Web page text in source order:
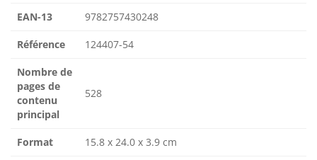
EAN-13 9782757430248
Référence 124407-54
Nombre de
pages de
contenu
principal
528
Format 15.8 x 24.0 x 3.9 cm